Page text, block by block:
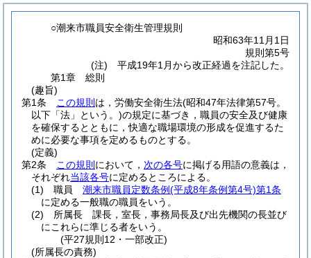
○潮来市職員安全衛生管理規則
昭和63年11月1日
規則第5号
(注) 平成19年1月から改正経過を注記した。
第1章
総則
(趣旨)
第1条
この規則 は，労働安全衛生法(昭和47年法律第57号。
以下「法」という。)の規定に基づき，職員の安全及び健康
を確保するとともに，快適な職場環境の形成を促進するた
めに必要な事項を定めるものとする。
(定義)
第2条
この規則 において， 次の各号に掲げる用語の意義は，
それぞれ当該各号に定めるところによる。
(1)
職員 潮来市職員定数条例(平成8年条例第4号)第1条
に定める一般職の職員をいう。
(2)
所属長 課長，室長，事務局長及び出先機関の長並び
にこれらに準じる者をいう。
(平27規則12・一部改正)
(所属長の責務)